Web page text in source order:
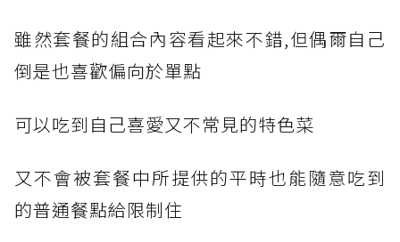
雖然套餐的組合內容看起來不錯,但偶爾自己
倒是也喜歡偏向於單點
可以吃到自己喜愛又不常見的特色菜
又不會被套餐中所提供的平時也能隨意吃到
的普通餐點給限制住